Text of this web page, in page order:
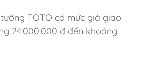
TOTO có mức giá giao
24.000.000 đ đến khoảng